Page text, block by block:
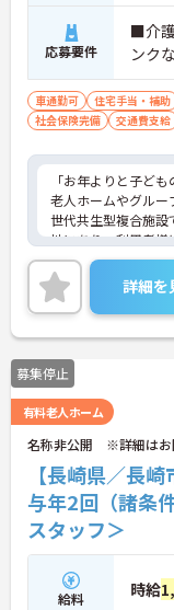
応募要件
■介
ンク
車通勤可 住宅手当・補助
社会保険完備
交通費支給
「お年よりと子ど
老人ホームやグル
世代共生型複合施設
地にあり、利用者
やすい環境です。様
により、幅広く経験
ます。ご興味ある方
らに詳細をお話致
い。
詳細を
募集停止
有料老人ホーム
名称非公開 ※詳細はお
【長崎県／長
与年2回（諸条
スタッフ＞
給料 時給